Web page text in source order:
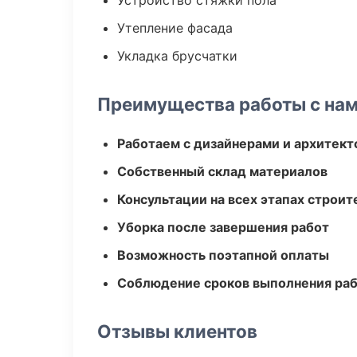
Утепление фасада
Укладка брусчатки
Преимущества работы с
Работаем с дизайнерами и
Собственный склад материалов
Консультации на всех этапах
Уборка после завершения работ
Возможность поэтапной оплаты
Соблюдение сроков выполнения
Отзывы клиентов